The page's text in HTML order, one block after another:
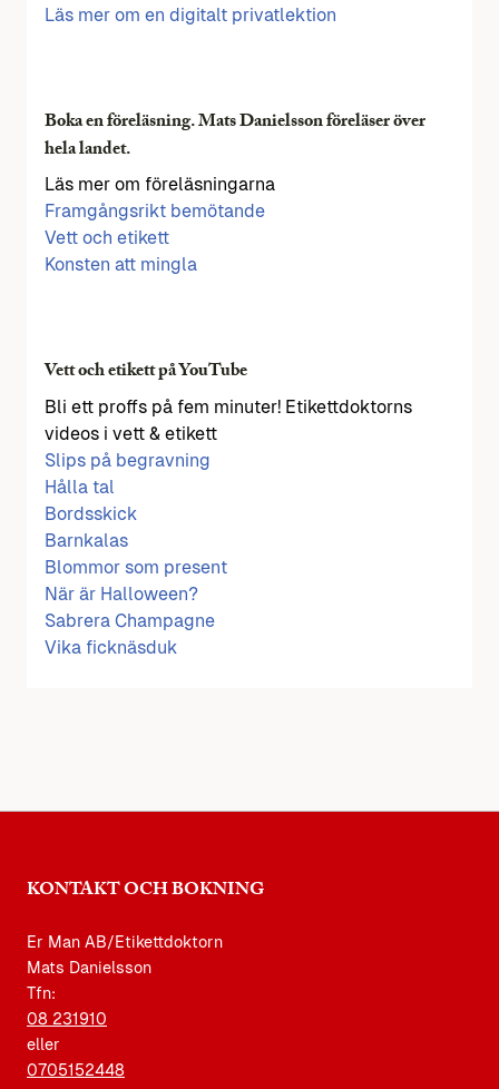
Läs mer om en digitalt privatlektion
Boka en föreläsning. Mats Danielsson föreläser över
hela landet.
Läs mer om föreläsningarna
Framgångsrikt bemötande
Vett och etikett
Konsten att mingla
Vett och etikett på YouTube
Bli ett proffs på fem minuter! Etikettdoktorns
videos i vett & etikett
Slips på begravning
Hålla tal
Bordsskick
Barnkalas
Blommor som present
När är Halloween?
Sabrera Champagne
Vika ficknäsduk
KONTAKT OCH BOKNING
Er Man AB/Etikettdoktorn
Mats Danielsson
Tfn:
08 231910
eller
0705152448